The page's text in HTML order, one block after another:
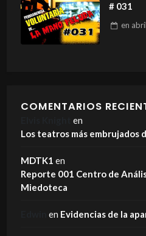
# 031
en
COMENTARIOS
en
Los teatros más embrujados
MDTK1 en
Reporte 001 Centro de
Miedoteca
en Evidencias de la